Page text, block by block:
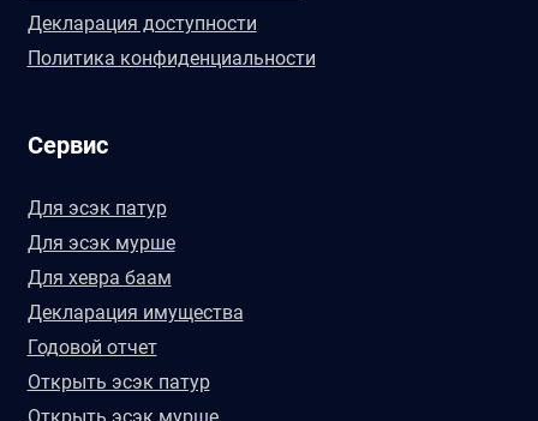
Декларация доступности
Политика конфиденциальности
Сервис
Для эсэк патур
Для эсэк мурше
Для хевра баам
Декларация имущества
Годовой отчет
Открыть эсэк патур
Открыть эсэк мурше